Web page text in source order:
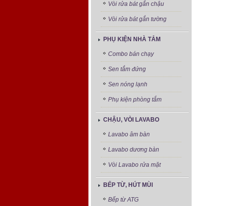
Vòi rửa bát gắn chậu
Vòi rửa bát gắn tường
PHỤ KIỆN NHÀ TẮM
Combo bán chạy
Sen tắm đứng
Sen nóng lạnh
Phụ kiện phòng tắm
CHẬU, VÒI LAVABO
Lavabo âm bàn
Lavabo dương bàn
Vòi Lavabo rửa mặt
BẾP TỪ, HÚT MÙI
Bếp từ ATG